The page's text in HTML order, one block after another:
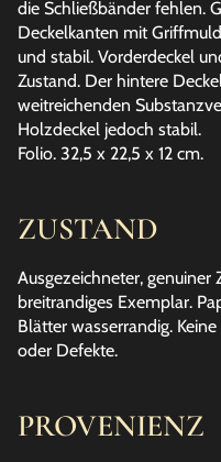
die Schließbänder fehlen.
Deckelkanten mit
und stabil. Vorderdeckel
Zustand. Der hintere
weitreichenden
Holzdeckel jedoch stabil.
Folio. 32,5 x 22,5 x 12 cm.
ZUSTAND
Ausgezeichneter, genuiner
breitrandiges Exemplar.
Blätter wasserrandig.
oder Defekte.
PROVENIENZ